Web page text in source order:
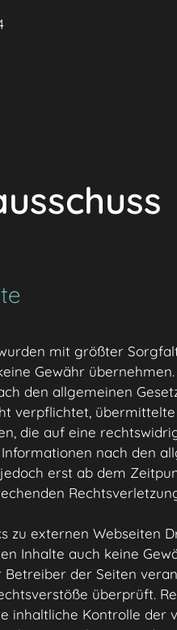
mit größter
Gewähr
den allgemeinen
verpflichtet,
die auf eine
nach den
erst ab dem
zu externen Webseiten
Inhalte auch keine
der Seiten
überprüft.
inhaltliche Kontrolle